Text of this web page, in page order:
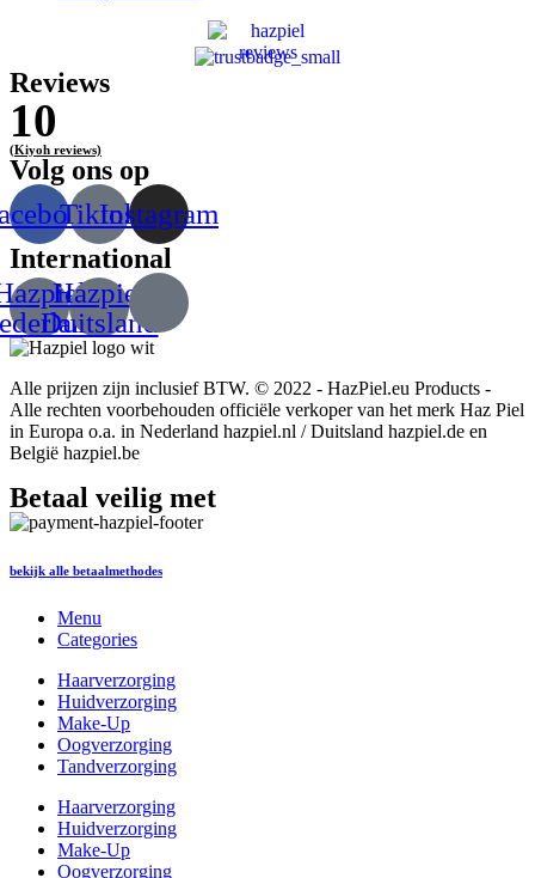
Reviews
10
(Kiyoh reviews)
Volg ons op
TiktokInstagram
International
Hazpiel
Duitsland
Alle prijzen zijn inclusief BTW. © 2022 - HazPiel.eu Products -
Alle rechten voorbehouden officiële verkoper van het merk Haz Piel
in Europa o.a. in Nederland hazpiel.nl / Duitsland hazpiel.de en
België hazpiel.be
Betaal veilig met
bekijk alle betaalmethodes
Menu
Categories
Haarverzorging
Huidverzorging
Make-Up
Oogverzorging
Tandverzorging
Haarverzorging
Huidverzorging
Make-Up
Oogverzorging